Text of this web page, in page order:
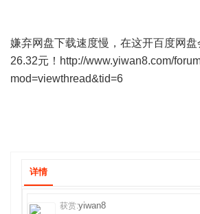
嫌弃网盘下载速度慢，在这开百度网
26.32元！ http://www.yiwan8.com/
mod=viewthread&tid=6
详情
获赏:yiwan8